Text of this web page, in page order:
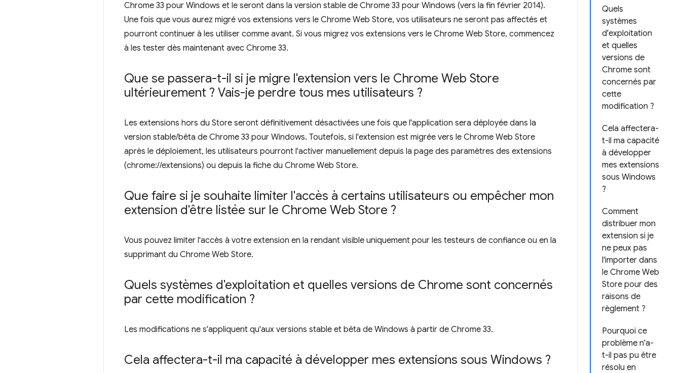
Quels
systèmes
d'exploitation
et quelles
versions de
Chrome sont
concernés par
cette
modification ?
Cela affectera-
t-il ma capacité
à développer
mes extensions
sous Windows
?
Comment
distribuer mon
extension si je
ne peux pas
l'importer dans
le Chrome Web
Store pour des
raisons de
règlement ?
Pourquoi ce
problème n'a-
t-il pas pu être
résolu en
Chrome 33 pour Windows et le seront dans la version stable de Chrome 33 pour Windows (vers la fin février 2014).
Une fois que vous aurez migré vos extensions vers le Chrome Web Store, vos utilisateurs ne seront pas affectés et
pourront continuer à les utiliser comme avant. Si vous migrez vos extensions vers le Chrome Web Store, commencez
à les tester dès maintenant avec Chrome 33.
Que se passera-t-il si je migre l'extension vers le Chrome Web Store
ultérieurement ? Vais-je perdre tous mes utilisateurs ?
Les extensions hors du Store seront définitivement désactivées une fois que l'application sera déployée dans la
version stable/bêta de Chrome 33 pour Windows. Toutefois, si l'extension est migrée vers le Chrome Web Store
après le déploiement, les utilisateurs pourront l'activer manuellement depuis la page des paramètres des extensions
(chrome://extensions) ou depuis la fiche du Chrome Web Store.
Que faire si je souhaite limiter l'accès à certains utilisateurs ou empêcher mon
extension d'être listée sur le Chrome Web Store ?
Vous pouvez limiter l'accès à votre extension en la rendant visible uniquement pour les testeurs de confiance ou en la
supprimant du Chrome Web Store.
Quels systèmes d'exploitation et quelles versions de Chrome sont concernés
par cette modification ?
Les modifications ne s'appliquent qu'aux versions stable et bêta de Windows à partir de Chrome 33.
Cela affectera-t-il ma capacité à développer mes extensions sous Windows ?